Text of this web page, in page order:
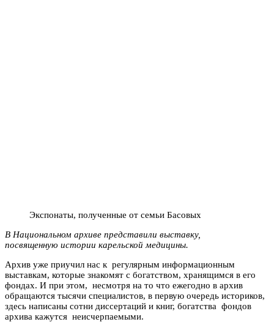
Экспонаты, полученные от семьи Басовых
В Национальном архиве представили выставку,
посвященную истории карельской медицины.
Архив уже приучил нас к регулярным информационным
выставкам, которые знакомят с богатством, хранящимся в его
фондах. И при этом, несмотря на то что ежегодно в архив
обращаются тысячи специалистов, в первую очередь историков,
здесь написаны сотни диссертаций и книг, богатства фондов
архива кажутся неисчерпаемыми.